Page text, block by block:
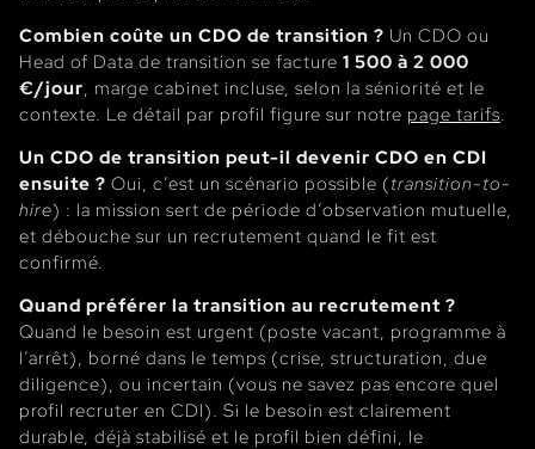
Combien coûte un CDO de transition ? Un CDO ou
Head of Data de transition se facture 1 500 à 2 000
€/jour, marge cabinet incluse, selon la séniorité et le
contexte. Le détail par profil figure sur notre page tarifs.
Un CDO de transition peut-il devenir CDO en CDI
ensuite ? Oui, c’est un scénario possible (transition-to-
hire) : la mission sert de période d’observation mutuelle,
et débouche sur un recrutement quand le fit est
confirmé.
Quand préférer la transition au recrutement ?
Quand le besoin est urgent (poste vacant, programme à
l’arrêt), borné dans le temps (crise, structuration, due
diligence), ou incertain (vous ne savez pas encore quel
profil recruter en CDI). Si le besoin est clairement
durable, déjà stabilisé et le profil bien défini, le